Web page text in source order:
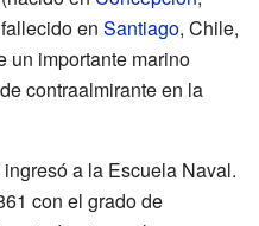
en Santiago, Chile,
un importante marino
contraalmirante en la
a la Escuela Naval.
con el grado de